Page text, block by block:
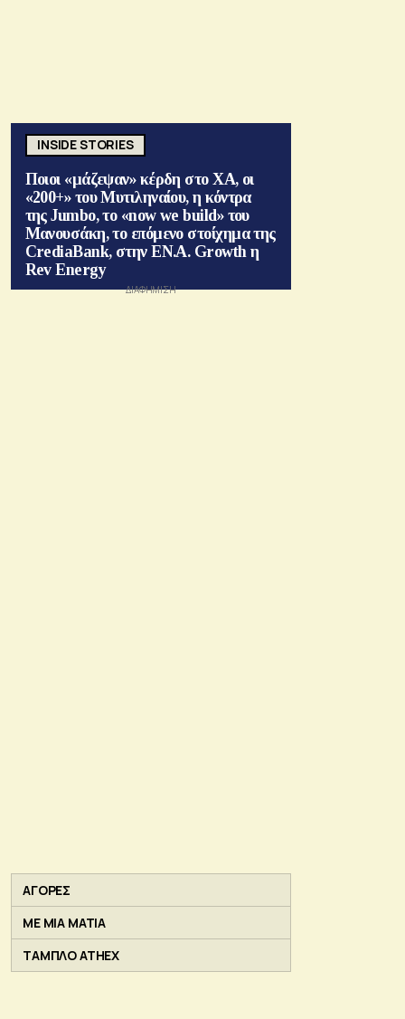
INSIDE STORIES
Ποιοι «μάζεψαν» κέρδη στο ΧΑ, οι
«200+» του Μυτιληναίου, η κόντρα
της Jumbo, το «now we build» του
Μανουσάκη, το επόμενο στοίχημα της
CrediaBank, στην ΕΝ.Α. Growth η
Rev Energy
ΑΓΟΡΕΣ
ΜΕ ΜΙΑ ΜΑΤΙΑ
ΤΑΜΠΛΟ ATHEX